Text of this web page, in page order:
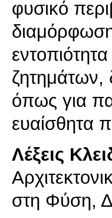
φυσικό
ζητημάτων,
όπως για
Λέξεις
στη Φύση,